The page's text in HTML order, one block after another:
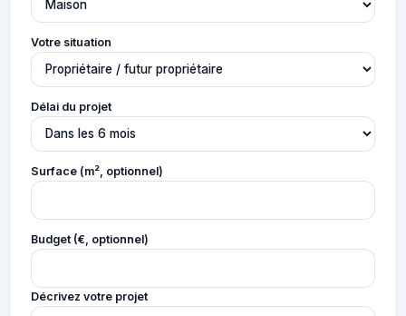
Votre situation
Délai du projet
Surface (m², optionnel)
Budget (€, optionnel)
Décrivez votre projet